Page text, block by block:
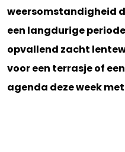
weersomstandigheid
een langdurige
opvallend zacht
voor een terrasje of
agenda deze week